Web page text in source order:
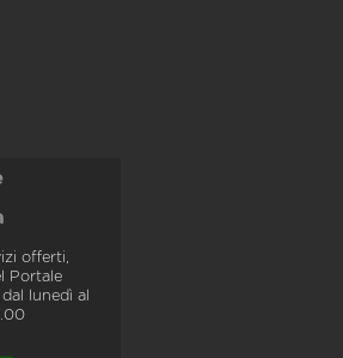
offerti,
Portale
lunedì al